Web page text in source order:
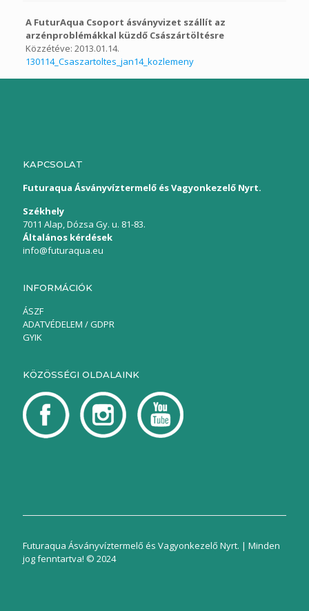
A FuturAqua Csoport ásványvizet szállít az
arzénproblémákkal küzdő Császártöltésre
Közzétéve: 2013.01.14.
130114_Csaszartoltes_jan14_kozlemeny
KAPCSOLAT
Futuraqua Ásványvíztermelő és Vagyonkezelő Nyrt.
Székhely
7011 Alap, Dózsa Gy. u. 81-83.
Általános kérdések
info@futuraqua.eu
INFORMÁCIÓK
ÁSZF
ADATVÉDELEM / GDPR
GYIK
KÖZÖSSÉGI OLDALAINK
Futuraqua Ásványvíztermelő és Vagyonkezelő Nyrt. | Minden
jog fenntartva! © 2024